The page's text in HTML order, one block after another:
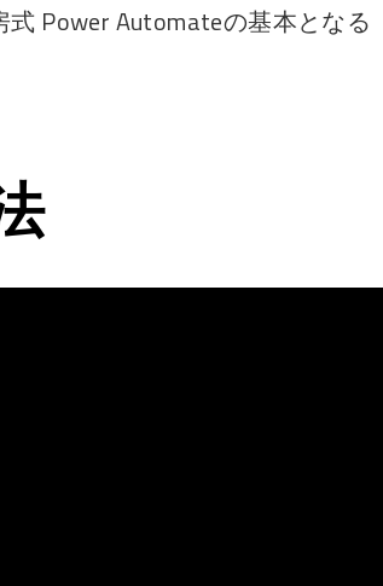
Power Automateの基本となる